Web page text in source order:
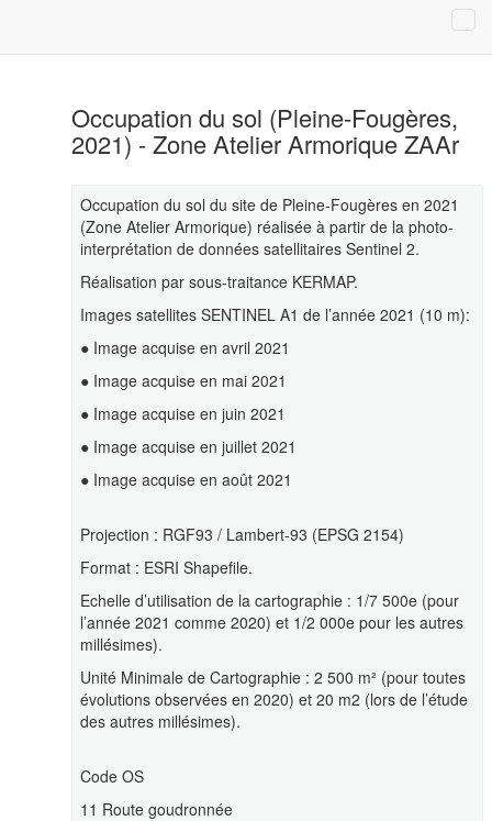
Occupation du sol (Pleine-Fougères,
2021) - Zone Atelier Armorique ZAAr
Occupation du sol du site de Pleine-Fougères en 2021
(Zone Atelier Armorique) réalisée à partir de la photo-
interprétation de données satellitaires Sentinel 2.
Réalisation par sous-traitance KERMAP.
Images satellites SENTINEL A1 de l’année 2021 (10 m):
● Image acquise en avril 2021
● Image acquise en mai 2021
● Image acquise en juin 2021
● Image acquise en juillet 2021
● Image acquise en août 2021
Projection : RGF93 / Lambert-93 (EPSG 2154)
Format : ESRI Shapefile.
Echelle d’utilisation de la cartographie : 1/7 500e (pour
l’année 2021 comme 2020) et 1/2 000e pour les autres
millésimes).
Unité Minimale de Cartographie : 2 500 m² (pour toutes
évolutions observées en 2020) et 20 m2 (lors de l’étude
des autres millésimes).
Code OS
11 Route goudronnée